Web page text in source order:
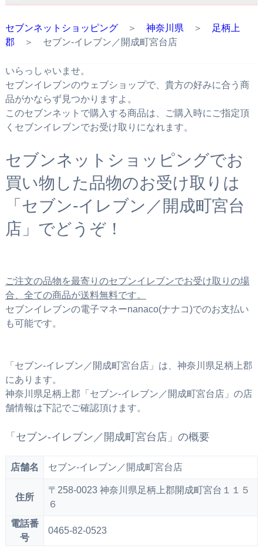
セブンネットショッピング＞ 神奈川県 ＞
足柄上
郡 ＞ セブン‐イレブン／開成町宮台店
いらっしゃいませ。
セブンイレブンのウェブショップで、貴方の好みに合う商
品がかならず見つかりますよ。
このセブンネットで購入する商品は、ご購入時にご指定頂
くセブンイレブンでお受け取りになれます。
セブンネットショッピングでお
買い物した品物のお受け取りは
「セブン‐イレブン／開成町宮台
店」でどうぞ！
ご注文の品物を最寄りのセブンイレブンでお受け取りの場
合、全ての商品が送料無料です。
セブンイレブンの電子マネーnanaco(ナナコ)でのお支払い
も可能です。
「セブン‐イレブン／開成町宮台店」は、神奈川県足柄上郡
にあります。
神奈川県足柄上郡「セブン‐イレブン／開成町宮台店」の店
舗情報は下記でご確認頂けます。
「セブン‐イレブン／開成町宮台店」の概要
店舗名 セブン‐イレブン／開成町宮台店
住所
〒258-0023 神奈川県足柄上郡開成町宮台１１５
６
電話番
号
0465-82-0523